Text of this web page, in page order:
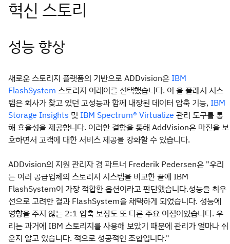
성능 향상
새로운 스토리지 플랫폼의 기반으로 ADDvision은 IBM
FlashSystem 스토리지 어레이를 선택했습니다. 이 올 플래시 시스
템은 회사가 찾고 있던 고성능과 함께 내장된 데이터 압축 기능, IBM
Storage Insights 및 IBM Spectrum® Virtualize 관리 도구를 통
해 효율성을 제공합니다. 이러한 결합을 통해 AddVision은 마진을 보
호하면서 고객에 대한 서비스 제공을 강화할 수 있습니다.
ADDvision의 지원 관리자 겸 파트너 Frederik Pedersen은 "우리
는 여러 공급업체의 스토리지 시스템을 비교한 끝에 IBM
FlashSystem이 가장 적합한 옵션이라고 판단했습니다.성능을 최우
선으로 고려한 결과 FlashSystem을 채택하게 되었습니다. 성능에
영향을 주지 않는 2:1 압축 보장도 또 다른 주요 이점이었습니다. 우
리는 과거에 IBM 스토리지를 사용해 보았기 때문에 관리가 얼마나 쉬
운지 알고 있습니다. 적으로 성공적인 조합입니다."